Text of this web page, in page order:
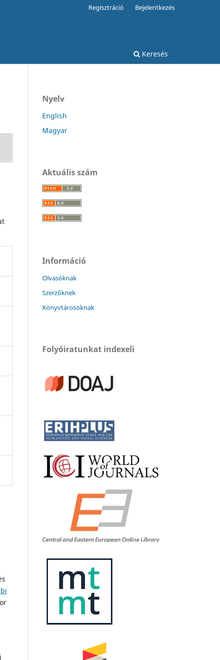
Keresés
Regisztráció Bejelentkezés
Nyelv
English
Magyar
Aktuális szám
Információ
Olvasóknak
Szerzőknek
Könyvtárosoknak
Folyóiratunkat indexeli